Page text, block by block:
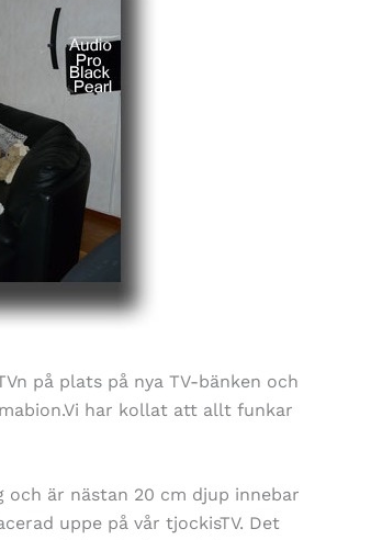
på plats på nya TV-bänken och
har kollat att allt funkar
och är nästan 20 cm djup innebar
uppe på vår tjockisTV. Det